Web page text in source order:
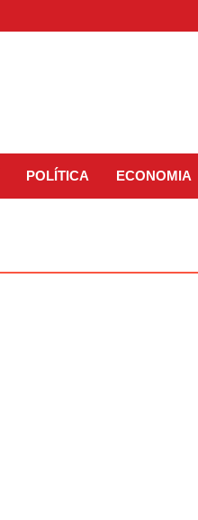
POLÍTICA ECONOMIA